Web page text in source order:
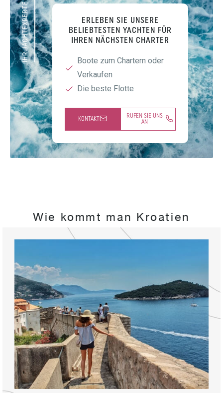
IHR JACHTEXPERTE
ERLEBEN SIE UNSERE
BELIEBTESTEN YACHTEN FÜR
IHREN NÄCHSTEN CHARTER
Boote zum Chartern oder
Verkaufen
Die beste Flotte
KONTAKT
RUFEN SIE UNS
AN
Wie kommt man Kroatien